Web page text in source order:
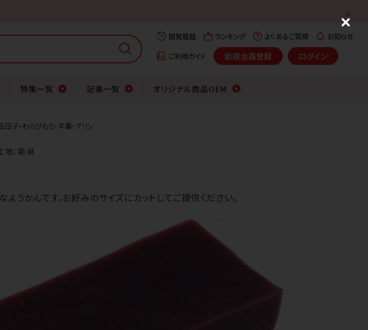
閲覧履歴 ランキング よくあるご質問
お知らせ
ご利用ガイド
新規会員登録 ログイン
特集一覧 記事一覧 オリジナル商品OEM
子・わらびもち・羊羹・プリン
：新潟
うかんです。お好みのサイズにカットしてご提供ください。
C
l